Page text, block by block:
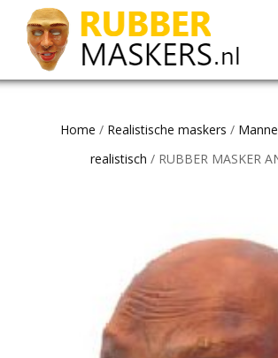
Home / Realistische maskers /
realistisch / RUBBER MASKER